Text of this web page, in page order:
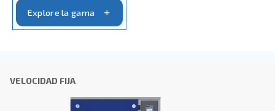
Verificación Anti-Robot
Haga clic para iniciar la verificación